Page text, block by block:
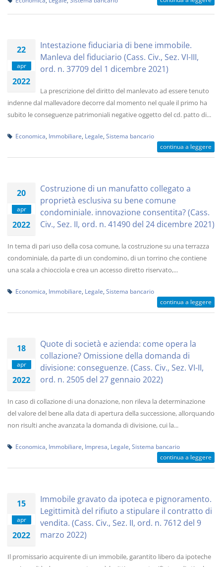
22
apr
2022
Intestazione fiduciaria di bene immobile.
Manleva del fiduciario (Cass. Civ., Sez. VI-III,
ord. n. 37709 del 1 dicembre 2021)
La prescrizione del diritto del manlevato ad essere tenuto
indenne dal mallevadore decorre dal momento nel quale il primo ha
subito le conseguenze patrimoniali negative oggetto del cd. patto di...
Economica Immobiliare Legale Sistema bancario
continua a leggere
20
apr
2022
Costruzione di un manufatto collegato a
proprietà esclusiva su bene comune
condominiale. innovazione consentita? (Cass.
Civ., Sez. II, ord. n. 41490 del 24 dicembre 2021)
In tema di pari uso della cosa comune, la costruzione su una terrazza
condominiale, da parte di un condomino, di un torrino che contiene
una scala a chiocciola e crea un accesso diretto riservato,...
Economica Immobiliare Legale Sistema bancario
continua a leggere
18
apr
2022
Quote di società e azienda: come opera la
collazione? Omissione della domanda di
divisione: conseguenze. (Cass. Civ., Sez. VI-II,
ord. n. 2505 del 27 gennaio 2022)
In caso di collazione di una donazione, non rileva la determinazione
del valore del bene alla data di apertura della successione, allorquando
non risulti anche avanzata la domanda di divisione, cui la...
Economica Immobiliare Impresa Legale Sistema bancario
continua a leggere
15
apr
2022
Immobile gravato da ipoteca e pignoramento.
Legittimità del rifiuto a stipulare il contratto di
vendita. (Cass. Civ., Sez. II, ord. n. 7612 del 9
marzo 2022)
Il promissario acquirente di un immobile, garantito libero da ipoteche